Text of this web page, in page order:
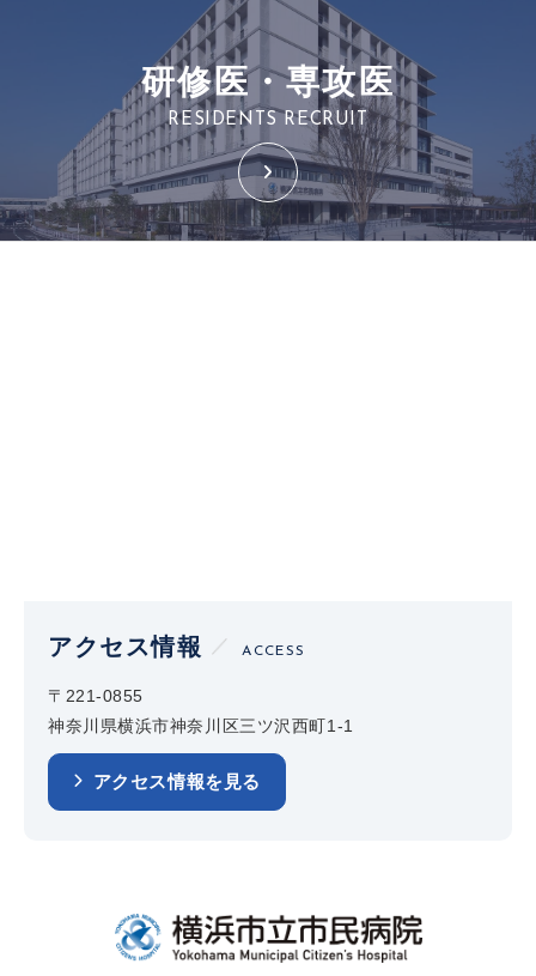
研修医・専攻医
RESIDENTS RECRUIT
アクセス情報 ACCESS
〒221-0855
神奈川県横浜市神奈川区三ツ沢西町1-1
アクセス情報を見る